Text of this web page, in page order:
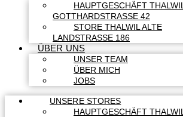
HAUPTGESCHÄFT THALWIL
GOTTHARDSTRASSE 42
STORE THALWIL ALTE
LANDSTRASSE 186
ÜBER UNS
UNSER TEAM
ÜBER MICH
JOBS
UNSERE STORES
HAUPTGESCHÄFT THALWIL